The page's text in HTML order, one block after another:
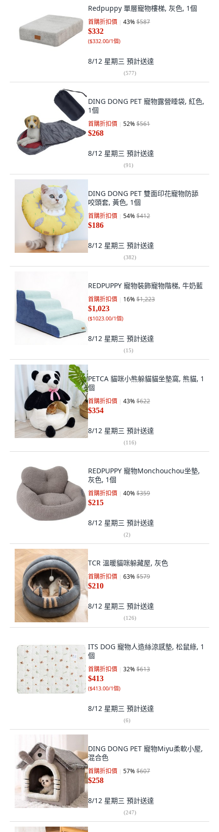
Redpuppy 單層寵物樓梯, 灰色, 1個
首購折扣價 43%$587
$332
($332.00/1個)
8/12 星期三 預計送達
(577)
DING DONG PET 寵物露營睡袋, 紅色,
1個
首購折扣價 52%$561
$268
8/12 星期三 預計送達
(91)
DING DONG PET 雙面印花寵物防舔
咬頭套, 黃色, 1個
首購折扣價 54%$412
$186
8/12 星期三 預計送達
(382)
REDPUPPY 寵物裝飾寵物階梯, 牛奶藍
首購折扣價 16%$1,223
$1,023
($1023.00/1個)
8/12 星期三 預計送達
(15)
PETCA 貓咪小熊躲貓貓坐墊窩, 熊貓, 1
個
首購折扣價 43%$622
$354
8/12 星期三 預計送達
(116)
REDPUPPY 寵物Monchouchou坐墊,
灰色, 1個
首購折扣價 40%$359
$215
8/12 星期三 預計送達
(2)
TCR 溫暖貓咪躲藏屋, 灰色
首購折扣價 63%$579
$210
8/12 星期三 預計送達
(126)
ITS DOG 寵物人造絲涼感墊, 松鼠綠, 1
個
首購折扣價 32%$613
$413
($413.00/1個)
8/12 星期三 預計送達
(6)
DING DONG PET 寵物Miyu柔軟小屋,
混合色
首購折扣價 57%$607
$258
8/12 星期三 預計送達
(247)